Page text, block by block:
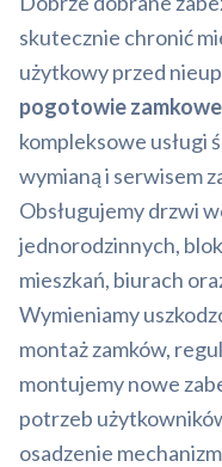
skutecznie chronić
użytkowy przed
pogotowie zamkowe
kompleksowe usługi
wymianą i serwisem
Obsługujemy drzwi
jednorodzinnych,
mieszkań, biurach
Wymieniamy
montaż zamków,
montujemy nowe
potrzeb
osadzenie